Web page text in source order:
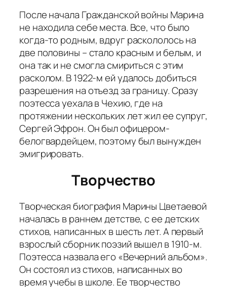
После начала Гражданской войны Марина
не находила себе места. Все, что было
когда-то родным, вдруг раскололось на
две половины – стало красным и белым, и
она так и не смогла смириться с этим
расколом. В 1922-м ей удалось добиться
разрешения на отъезд за границу. Сразу
поэтесса уехала в Чехию, где на
протяжении нескольких лет жил ее супруг,
Сергей Эфрон. Он был офицером-
белогвардейцем, поэтому был вынужден
эмигрировать.
Творчество
Творческая биография Марины Цветаевой
началась в раннем детстве, с ее детских
стихов, написанных в шесть лет. А первый
взрослый сборник поэзий вышел в 1910-м.
Поэтесса назвала его «Вечерний альбом».
Он состоял из стихов, написанных во
время учебы в школе. Ее творчество